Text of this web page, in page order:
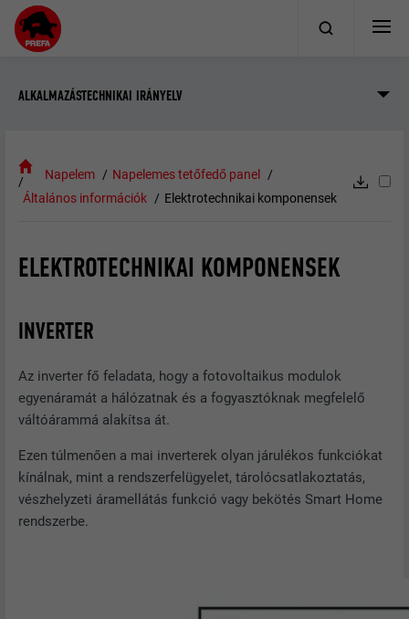
ALKALMAZÁSTECHNIKAI IRÁNYELV
Napelem
Napelemes tetőfedő panel
Általános információk
Elektrotechnikai komponensek
ELEKTROTECHNIKAI KOMPONENSEK
INVERTER
Az inverter fő feladata, hogy a fotovoltaikus modulok
egyenáramát a hálózatnak és a fogyasztóknak megfelelő
váltóárammá alakítsa át.
Ezen túlmenően a mai inverterek olyan járulékos funkciókat
kínálnak, mint a rendszerfelügyelet, tárolócsatlakoztatás,
vészhelyzeti áramellátás funkció vagy bekötés Smart Home
rendszerbe.